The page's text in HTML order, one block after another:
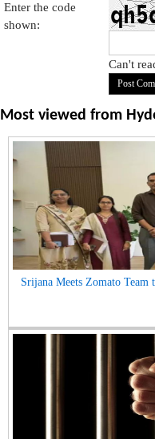
Enter the code
shown:
Can't
Most viewed from
Srijana Meets Zomato Team